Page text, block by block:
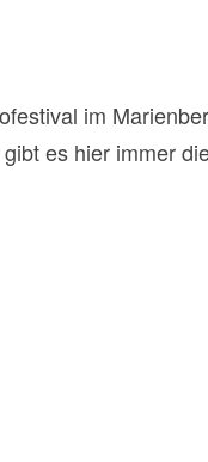
im
es hier immer